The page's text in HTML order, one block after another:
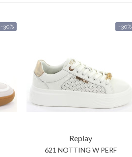
-30% -30%
Replay
621 NOTTING W PERF